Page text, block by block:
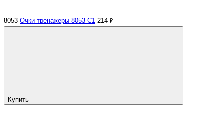
8053 Очки тренажеры 8053 C1 214 ₽
Купить